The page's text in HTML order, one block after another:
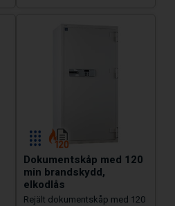
Dokumentskåp med 120
min brandskydd,
elkodlås
Rejält dokumentskåp med 120